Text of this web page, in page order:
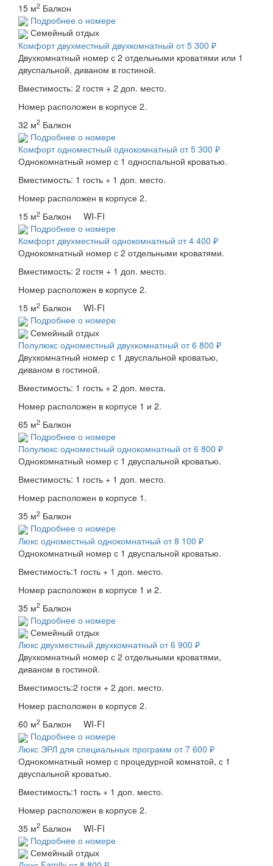
15 м2 Балкон
Подробнее о номере
Семейный отдых
Комфорт двухместный двухкомнатный от 5 300 ₽
Двухкомнатный номер с 2 отдельными кроватями или 1
двуспальной, диваном в гостиной.
Вместимость: 2 гостя + 2 доп. место.
Номер расположен в корпусе 2.
32 м2 Балкон
Подробнее о номере
Комфорт одноместный однокомнатный от 5 300 ₽
Однокомнатный номер с 1 односпальной кроватью.
Вместимость: 1 гость + 1 доп. место.
Номер расположен в корпусе 2.
15 м2 Балкон WI-FI
Подробнее о номере
Комфорт двухместный однокомнатный от 4 400 ₽
Однокомнатный номер с 2 отдельными кроватями.
Вместимость: 2 гостя + 1 доп. место.
Номер расположен в корпусе 2.
15 м2 Балкон WI-FI
Подробнее о номере
Семейный отдых
Полулюкс одноместный двухкомнатный от 6 800 ₽
Двухкомнатный номер с 1 двуспальной кроватью,
диваном в гостиной.
Вместимость: 1 гость + 2 доп. места.
Номер расположен в корпусе 1 и 2.
65 м2 Балкон
Подробнее о номере
Полулюкс одноместный однокомнатный от 6 800 ₽
Однокомнатный номер с 1 двуспальной кроватью.
Вместимость: 1 гость + 1 доп. место.
Номер расположен в корпусе 1.
35 м2 Балкон
Подробнее о номере
Люкс одноместный однокомнатный от 8 100 ₽
Однокомнатный номер с 1 двуспальной кроватью.
Вместимость:1 гость + 1 доп. место.
Номер расположен в корпусе 1 и 2.
35 м2 Балкон
Подробнее о номере
Семейный отдых
Люкс двухместный двухкомнатный от 6 900 ₽
Двухкомнатный номер с 2 отдельными кроватями,
диваном в гостиной.
Вместимость:2 гостя + 2 доп. место.
Номер расположен в корпусе 2.
60 м2 Балкон WI-FI
Подробнее о номере
Люкс ЭРЛ для специальных программ от 7 600 ₽
Однокомнатный номер с процедурной комнатой, с 1
двуспальной кроватью.
Вместимость:1 гость + 1 доп. место.
Номер расположен в корпусе 2.
35 м2 Балкон WI-FI
Подробнее о номере
Семейный отдых